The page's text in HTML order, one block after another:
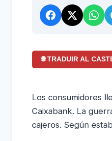
🌐 TRADUIR AL
Los consumidores
Caixabank. La
cajeros. Según